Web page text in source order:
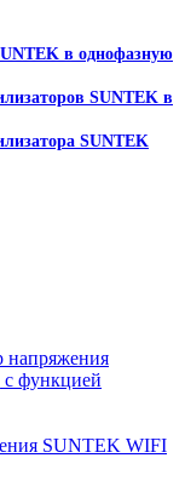
в однофазную
SUNTEK в
SUNTEK
напряжения
функцией
SUNTEK WIFI